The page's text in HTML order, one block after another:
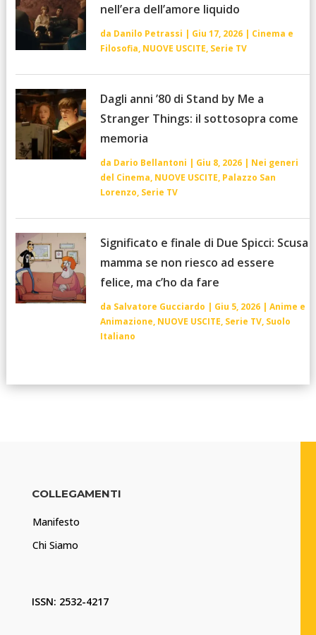
nell’era dell’amore liquido
da Danilo Petrassi | Giu 17, 2026| Cinema e
Filosofia, NUOVE USCITE, Serie TV
Dagli anni ’80 di Stand by Me a
Stranger Things: il sottosopra come
memoria
da Dario Bellantoni | Giu 8, 2026| Nei generi
del Cinema, NUOVE USCITE, Palazzo San
Lorenzo, Serie TV
Significato e finale di Due Spicci: Scusa
mamma se non riesco ad essere
felice, ma c’ho da fare
da Salvatore Gucciardo | Giu 5, 2026| Anime e
Animazione, NUOVE USCITE, Serie TV, Suolo
Italiano
COLLEGAMENTI
Manifesto
Chi Siamo
ISSN: 2532-4217